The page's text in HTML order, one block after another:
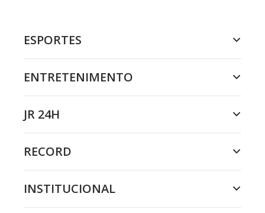
ESPORTES
ENTRETENIMENTO
JR 24H
RECORD
INSTITUCIONAL